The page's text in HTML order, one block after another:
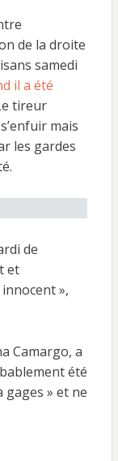
de la droite
samedi
il a été
tireur
mais
les gardes
de
et
»,
Camargo, a
été
» et ne